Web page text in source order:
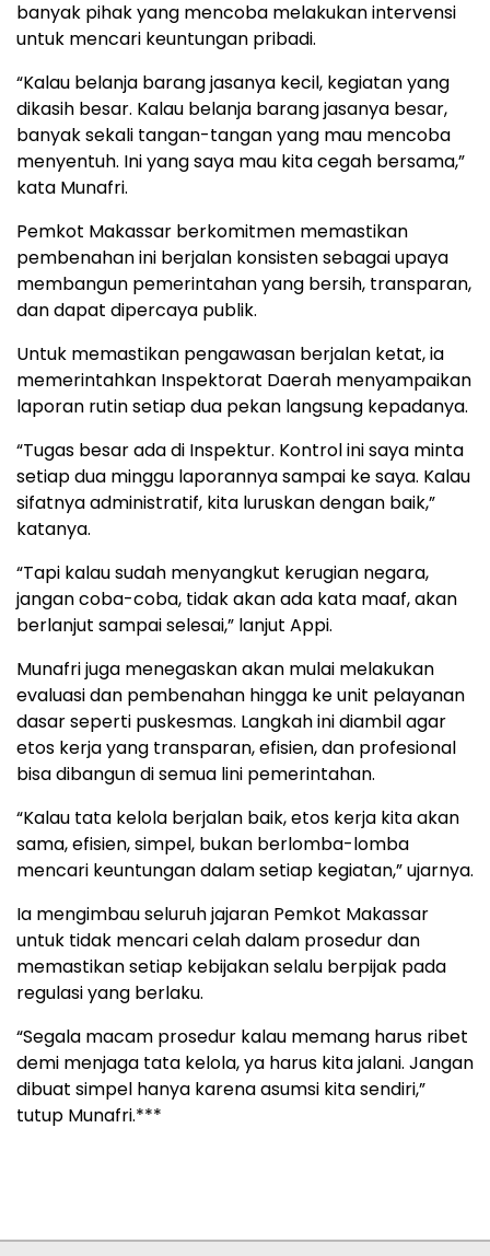
banyak pihak yang mencoba melakukan intervensi
untuk mencari keuntungan pribadi.
“Kalau belanja barang jasanya kecil, kegiatan yang
dikasih besar. Kalau belanja barang jasanya besar,
banyak sekali tangan-tangan yang mau mencoba
menyentuh. Ini yang saya mau kita cegah bersama,”
kata Munafri.
Pemkot Makassar berkomitmen memastikan
pembenahan ini berjalan konsisten sebagai upaya
membangun pemerintahan yang bersih, transparan,
dan dapat dipercaya publik.
Untuk memastikan pengawasan berjalan ketat, ia
memerintahkan Inspektorat Daerah menyampaikan
laporan rutin setiap dua pekan langsung kepadanya.
“Tugas besar ada di Inspektur. Kontrol ini saya minta
setiap dua minggu laporannya sampai ke saya. Kalau
sifatnya administratif, kita luruskan dengan baik,”
katanya.
“Tapi kalau sudah menyangkut kerugian negara,
jangan coba-coba, tidak akan ada kata maaf, akan
berlanjut sampai selesai,” lanjut Appi.
Munafri juga menegaskan akan mulai melakukan
evaluasi dan pembenahan hingga ke unit pelayanan
dasar seperti puskesmas. Langkah ini diambil agar
etos kerja yang transparan, efisien, dan profesional
bisa dibangun di semua lini pemerintahan.
“Kalau tata kelola berjalan baik, etos kerja kita akan
sama, efisien, simpel, bukan berlomba-lomba
mencari keuntungan dalam setiap kegiatan,” ujarnya.
Ia mengimbau seluruh jajaran Pemkot Makassar
untuk tidak mencari celah dalam prosedur dan
memastikan setiap kebijakan selalu berpijak pada
regulasi yang berlaku.
“Segala macam prosedur kalau memang harus ribet
demi menjaga tata kelola, ya harus kita jalani. Jangan
dibuat simpel hanya karena asumsi kita sendiri,”
tutup Munafri.***